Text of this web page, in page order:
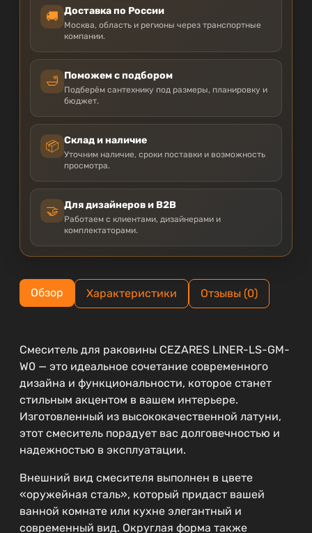
🚚 Доставка по России
Москва, область и регионы через транспортные
компании.
🛁 Поможем с подбором
Подберём сантехнику под размеры, планировку и
бюджет.
📦 Склад и наличие
Уточним наличие, сроки поставки и возможность
просмотра.
🤝 Для дизайнеров и B2B
Работаем с клиентами, дизайнерами и
комплектаторами.
Обзор Характеристики Отзывы (0)
Смеситель для раковины CEZARES LINER-LS-GM-
W0 — это идеальное сочетание современного
дизайна и функциональности, которое станет
стильным акцентом в вашем интерьере.
Изготовленный из высококачественной латуни,
этот смеситель порадует вас долговечностью и
надежностью в эксплуатации.
Внешний вид смесителя выполнен в цвете
«оружейная сталь», который придаст вашей
ванной комнате или кухне элегантный и
современный вид. Округлая форма также